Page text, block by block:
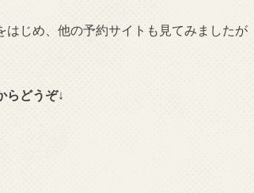
はじめ、他の予約サイトも見てみましたが
らどうぞ↓